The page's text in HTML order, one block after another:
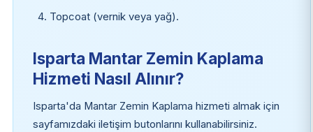
Topcoat (vernik veya yağ).
Isparta Mantar Zemin Kaplama
Hizmeti Nasıl Alınır?
Isparta'da Mantar Zemin Kaplama hizmeti almak için
sayfamızdaki iletişim butonlarını kullanabilirsiniz.